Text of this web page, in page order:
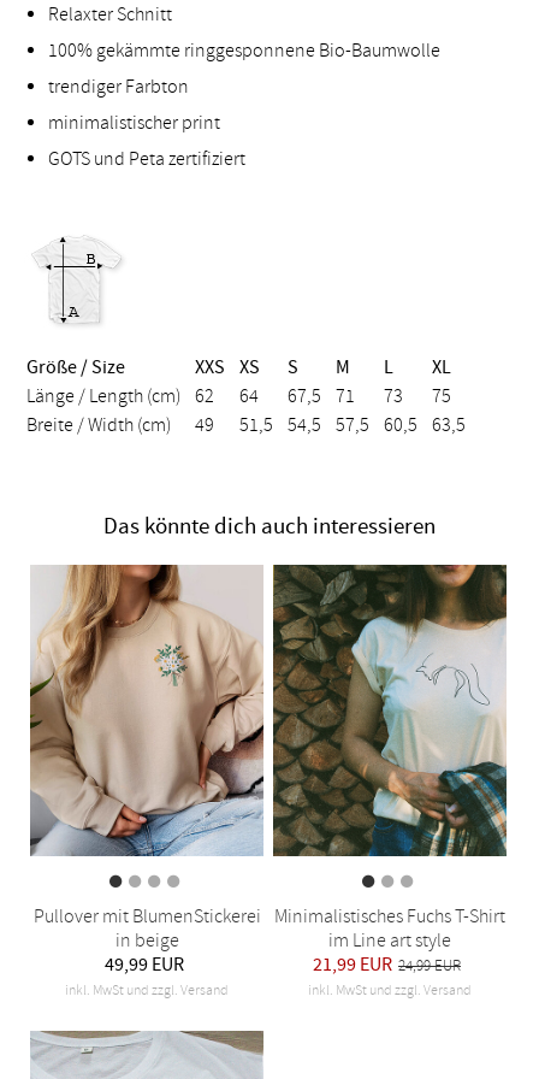
Relaxter Schnitt
100% gekämmte ringgesponnene Bio-Baumwolle
trendiger Farbton
minimalistischer print
GOTS und Peta zertifiziert
Größe / Size XXS XS S M L
XL
Länge / Length (cm)
62 64 67,5 71 73
75
Breite / Width (cm)
49 51,5 54,5 57,5 60,5 63,5
Das könnte dich auch interessieren
Pullover mit BlumenStickerei
in beige
49,99 EUR
inkl. MwSt und zzgl. Versand
Minimalistisches Fuchs T-Shirt
im Line art style
21,99 EUR 24,99 EUR
inkl. MwSt und zzgl. Versand